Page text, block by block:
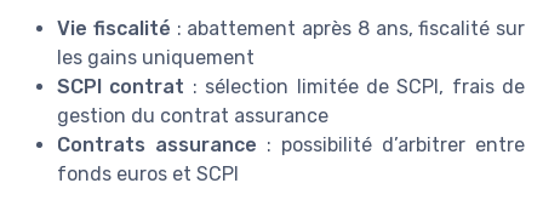
Vie fiscalité : abattement après 8 ans, fiscalité sur
les gains uniquement
SCPI contrat : sélection limitée de SCPI, frais de
gestion du contrat assurance
Contrats assurance : possibilité d’arbitrer entre
fonds euros et SCPI